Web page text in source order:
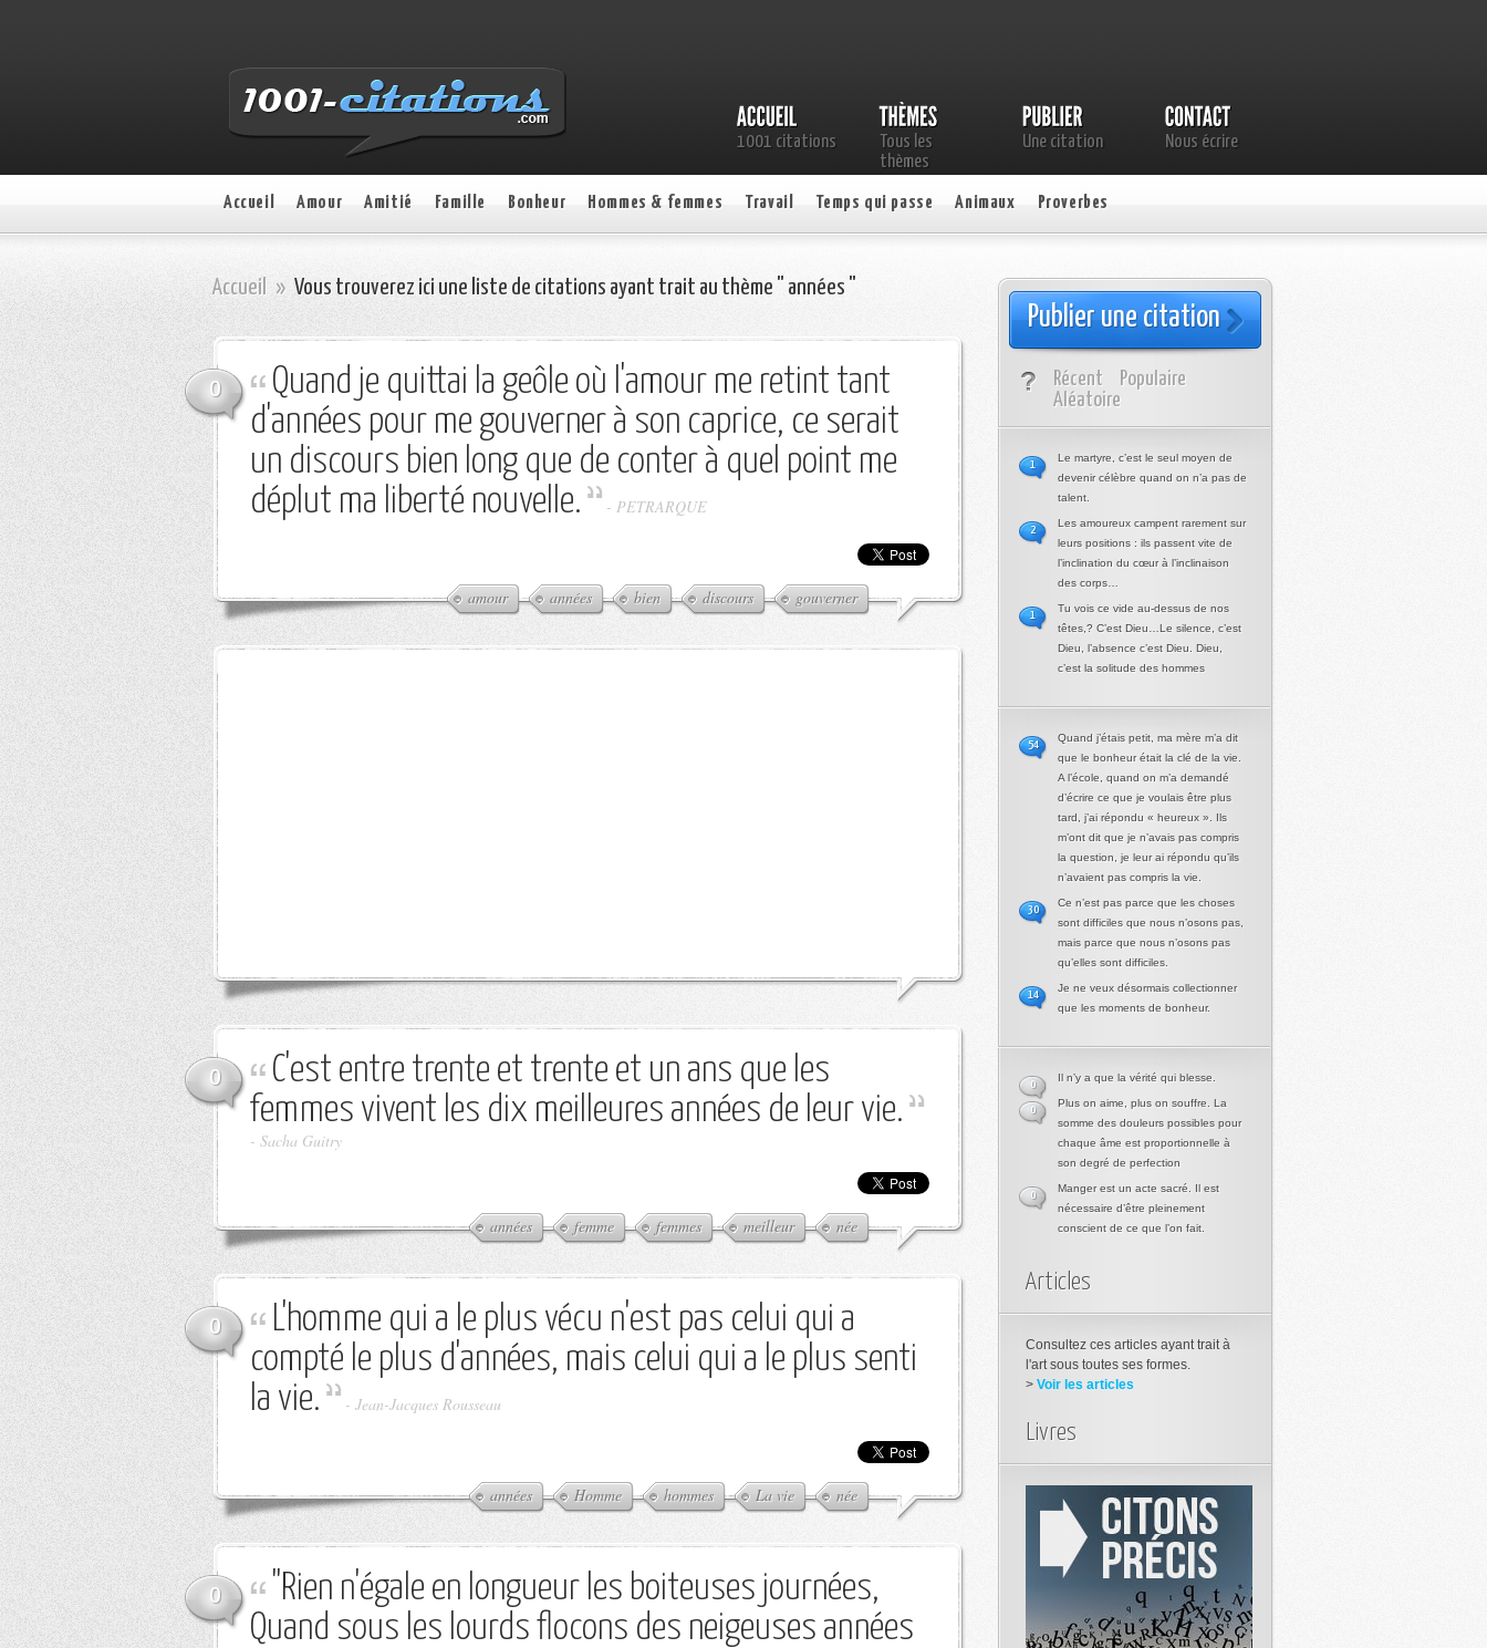
1001 citations
Tous les
thèmes
Une citation Nous écrire
Accueil Amour Amitié Famille Bonheur Hommes & femmes Travail Temps qui passe Animaux Proverbes
Accueil » Vous trouverez ici une liste de citations ayant trait au thème " années "
0
Quand je quittai la geôle où l'amour me retint tant
d'années pour me gouverner à son caprice, ce serait
un discours bien long que de conter à quel point me
déplut ma liberté nouvelle.
- PETRARQUE
amour années bien discours gouverner
0
C'est entre trente et trente et un ans que les
femmes vivent les dix meilleures années de leur vie.
- Sacha Guitry
années femme femmes meilleur née
0
L'homme qui a le plus vécu n'est pas celui qui a
compté le plus d'années, mais celui qui a le plus senti
la vie.
- Jean-Jacques Rousseau
années Homme hommes La vie née
0
"Rien n'égale en longueur les boiteuses journées,
Quand sous les lourds flocons des neigeuses années
Publier une citation
Récent
Populaire
Aléatoire
Le martyre, c’est le seul moyen de
devenir célèbre quand on n’a pas de
talent.
1
Les amoureux campent rarement sur
leurs positions : ils passent vite de
l’inclination du cœur à l’inclinaison
des corps…
2
Tu vois ce vide au-dessus de nos
têtes,? C’est Dieu…Le silence, c’est
Dieu, l’absence c’est Dieu. Dieu,
c’est la solitude des hommes
1
Quand j’étais petit, ma mère m’a dit
que le bonheur était la clé de la vie.
A l’école, quand on m’a demandé
d’écrire ce que je voulais être plus
tard, j’ai répondu « heureux ». Ils
m’ont dit que je n’avais pas compris
la question, je leur ai répondu qu’ils
n’avaient pas compris la vie.
54
Ce n’est pas parce que les choses
sont difficiles que nous n’osons pas,
mais parce que nous n’osons pas
qu’elles sont difficiles.
30
Je ne veux désormais collectionner
que les moments de bonheur.
14
Il n’y a que la vérité qui blesse.
0
Plus on aime, plus on souffre. La
somme des douleurs possibles pour
chaque âme est proportionnelle à
son degré de perfection
0
Manger est un acte sacré. Il est
nécessaire d’être pleinement
conscient de ce que l’on fait.
0
Articles
Consultez ces articles ayant trait à
l'art sous toutes ses formes.
> Voir les articles
Livres